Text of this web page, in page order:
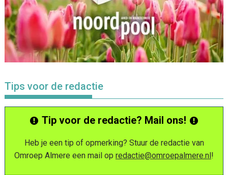
Tips voor de redactie
Tip voor de redactie? Mail ons!
Heb je een tip of opmerking? Stuur de redactie van
Omroep Almere een mail op redactie@omroepalmere.nl!